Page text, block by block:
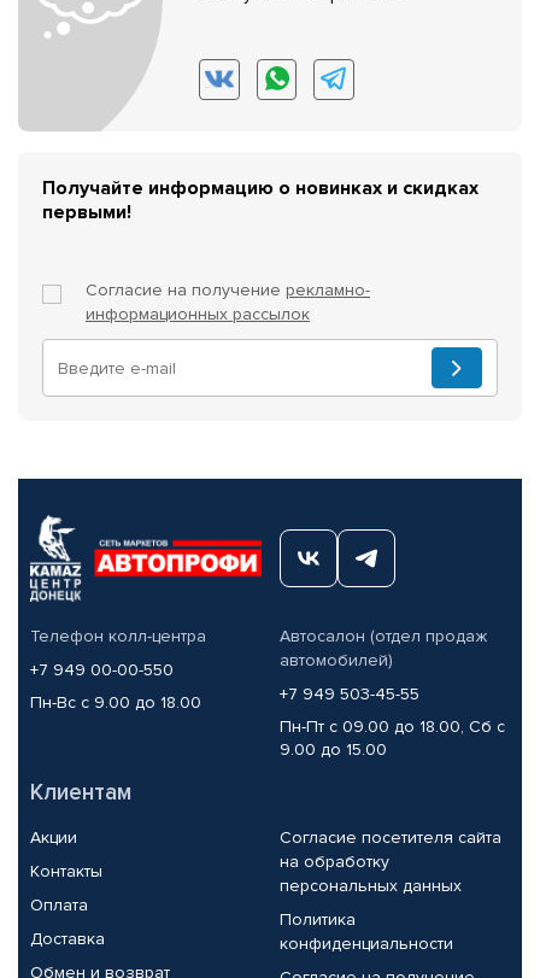
Получайте информацию о новинках и скидках
первыми!
Согласие на получение рекламно-
информационных рассылок
Телефон колл-центра
+7 949 00-00-550
Пн-Вс с 9.00 до 18.00
Автосалон (отдел продаж
автомобилей)
+7 949 503-45-55
Пн-Пт с 09.00 до 18.00, Сб с
9.00 до 15.00
Клиентам
Акции
Контакты
Оплата
Доставка
Обмен и возврат
Согласие посетителя сайта
на обработку
персональных данных
Политика
конфиденциальности